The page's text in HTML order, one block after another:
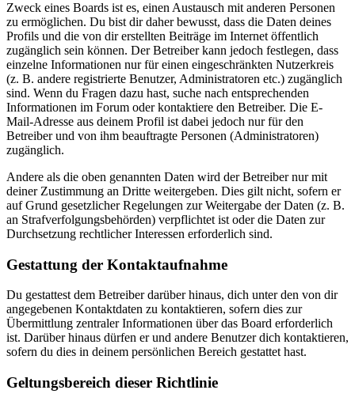
Zweck eines Boards ist es, einen Austausch mit anderen Personen
zu ermöglichen. Du bist dir daher bewusst, dass die Daten deines
Profils und die von dir erstellten Beiträge im Internet öffentlich
zugänglich sein können. Der Betreiber kann jedoch festlegen, dass
einzelne Informationen nur für einen eingeschränkten Nutzerkreis
(z. B. andere registrierte Benutzer, Administratoren etc.) zugänglich
sind. Wenn du Fragen dazu hast, suche nach entsprechenden
Informationen im Forum oder kontaktiere den Betreiber. Die E-
Mail-Adresse aus deinem Profil ist dabei jedoch nur für den
Betreiber und von ihm beauftragte Personen (Administratoren)
zugänglich.
Andere als die oben genannten Daten wird der Betreiber nur mit
deiner Zustimmung an Dritte weitergeben. Dies gilt nicht, sofern er
auf Grund gesetzlicher Regelungen zur Weitergabe der Daten (z. B.
an Strafverfolgungsbehörden) verpflichtet ist oder die Daten zur
Durchsetzung rechtlicher Interessen erforderlich sind.
Gestattung der Kontaktaufnahme
Du gestattest dem Betreiber darüber hinaus, dich unter den von dir
angegebenen Kontaktdaten zu kontaktieren, sofern dies zur
Übermittlung zentraler Informationen über das Board erforderlich
ist. Darüber hinaus dürfen er und andere Benutzer dich kontaktieren,
sofern du dies in deinem persönlichen Bereich gestattet hast.
Geltungsbereich dieser Richtlinie